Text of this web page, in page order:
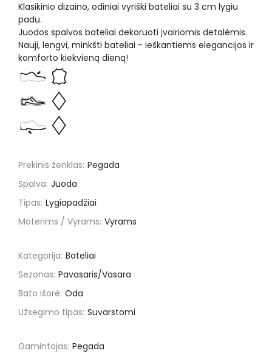
Klasikinio dizaino, odiniai vyriški bateliai su 3 cm lygiu
padu.
Juodos spalvos bateliai dekoruoti įvairiomis detalėmis.
Nauji, lengvi, minkšti bateliai - ieškantiems elegancijos ir
komforto kiekvieną dieną!
Prekinis ženklas: Pegada
Spalva: Juoda
Tipas: Lygiapadžiai
Moterims / Vyrams: Vyrams
Kategorija: Bateliai
Sezonas: Pavasaris/Vasara
Bato išorė: Oda
Užsegimo tipas: Suvarstomi
Gamintojas: Pegada